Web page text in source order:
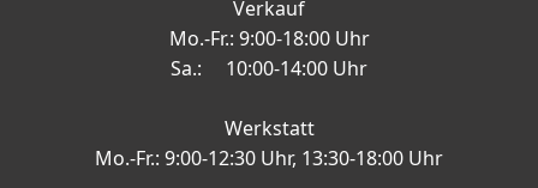
Verkauf
Mo.-Fr.: 9:00-18:00 Uhr
Sa.: 10:00-14:00 Uhr
Werkstatt
Mo.-Fr.: 9:00-12:30 Uhr, 13:30-18:00 Uhr